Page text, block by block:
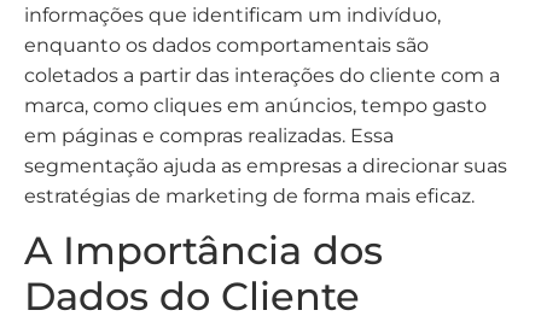
informações que identificam um indivíduo,
enquanto os dados comportamentais são
coletados a partir das interações do cliente com a
marca, como cliques em anúncios, tempo gasto
em páginas e compras realizadas. Essa
segmentação ajuda as empresas a direcionar suas
estratégias de marketing de forma mais eficaz.
A Importância dos
Dados do Cliente